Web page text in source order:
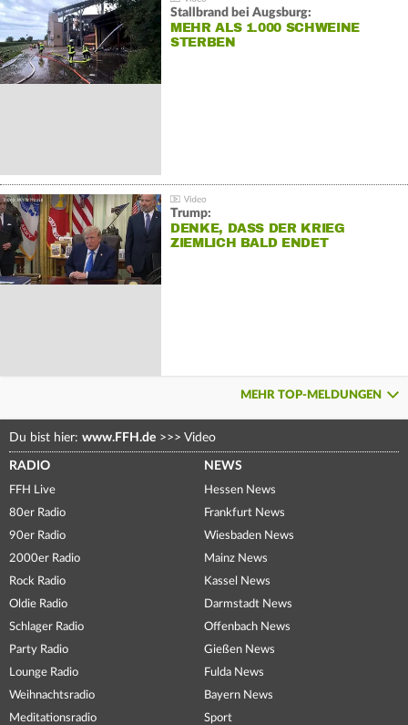
Stallbrand bei Augsburg:
MEHR ALS 1.000 SCHWEINE
STERBEN
Trump:
DENKE, DASS DER KRIEG
ZIEMLICH BALD ENDET
MEHR TOP-MELDUNGEN
Du bist hier: www.FFH.de >>> Video
RADIO
FFH Live
80er Radio
90er Radio
2000er Radio
Rock Radio
Oldie Radio
Schlager Radio
Party Radio
Lounge Radio
Weihnachtsradio
Meditationsradio
NEWS
Hessen News
Frankfurt News
Wiesbaden News
Mainz News
Kassel News
Darmstadt News
Offenbach News
Gießen News
Fulda News
Bayern News
Sport